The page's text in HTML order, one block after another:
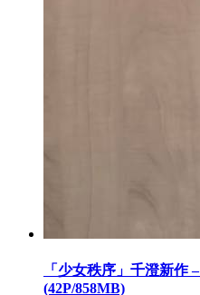
「少女秩序」千澄新作
(42P/858MB)